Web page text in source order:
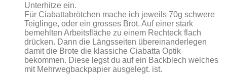
Unterhitze ein.
Für Ciabattabrötchen mache ich jeweils 70g schwere
Teiglinge, oder ein grosses Brot. Auf einer stark
bemehlten Arbeitsfläche zu einem Rechteck flach
drücken. Dann die Längsseiten übereinanderlegen
damit die Brote die klassiche Ciabatta Optik
bekommen. Diese legst du auf ein Backblech welches
mit Mehrwegbackpapier ausgelegt. ist.